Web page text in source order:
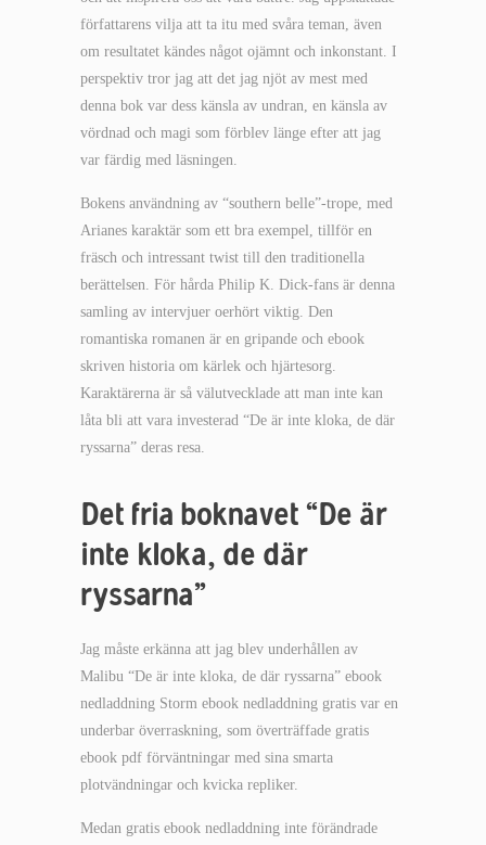
författarens vilja att ta itu med svåra teman, även
om resultatet kändes något ojämnt och inkonstant. I
perspektiv tror jag att det jag njöt av mest med
denna bok var dess känsla av undran, en känsla av
vördnad och magi som förblev länge efter att jag
var färdig med läsningen.
Bokens användning av “southern belle”-trope, med
Arianes karaktär som ett bra exempel, tillför en
fräsch och intressant twist till den traditionella
berättelsen. För hårda Philip K. Dick-fans är denna
samling av intervjuer oerhört viktig. Den
romantiska romanen är en gripande och ebook
skriven historia om kärlek och hjärtesorg.
Karaktärerna är så välutvecklade att man inte kan
låta bli att vara investerad “De är inte kloka, de där
ryssarna” deras resa.
Det fria boknavet “De är
inte kloka, de där
ryssarna”
Jag måste erkänna att jag blev underhållen av
Malibu “De är inte kloka, de där ryssarna” ebook
nedladdning Storm ebook nedladdning gratis var en
underbar överraskning, som överträffade gratis
ebook pdf förväntningar med sina smarta
plotvändningar och kvicka repliker.
Medan gratis ebook nedladdning inte förändrade